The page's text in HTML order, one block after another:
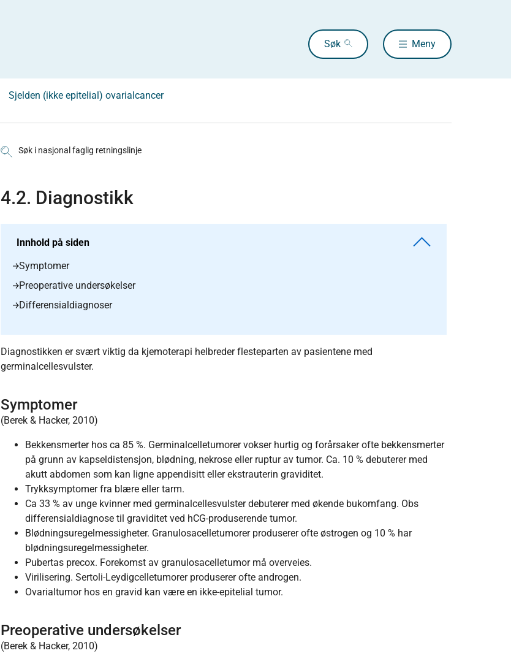
Søk Meny
Sjelden (ikke epitelial) ovarialcancer
Søk i nasjonal faglig retningslinje
4.2. Diagnostikk
Innhold på siden
Symptomer
Preoperative undersøkelser
Differensialdiagnoser
Diagnostikken er svært viktig da kjemoterapi helbreder flesteparten av pasientene med
germinalcellesvulster.
Symptomer
(Berek & Hacker, 2010)
Bekkensmerter hos ca 85 %. Germinalcelletumorer vokser hurtig og forårsaker ofte bekkensmerter
på grunn av kapseldistensjon, blødning, nekrose eller ruptur av tumor. Ca. 10 % debuterer med
akutt abdomen som kan ligne appendisitt eller ekstrauterin graviditet.
Trykksymptomer fra blære eller tarm.
Ca 33 % av unge kvinner med germinalcellesvulster debuterer med økende bukomfang. Obs
differensialdiagnose til graviditet ved hCG-produserende tumor.
Blødningsuregelmessigheter. Granulosacelletumorer produserer ofte østrogen og 10 % har
blødningsuregelmessigheter.
Pubertas precox. Forekomst av granulosacelletumor må overveies.
Virilisering. Sertoli-Leydigcelletumorer produserer ofte androgen.
Ovarialtumor hos en gravid kan være en ikke-epitelial tumor.
Preoperative undersøkelser
(Berek & Hacker, 2010)